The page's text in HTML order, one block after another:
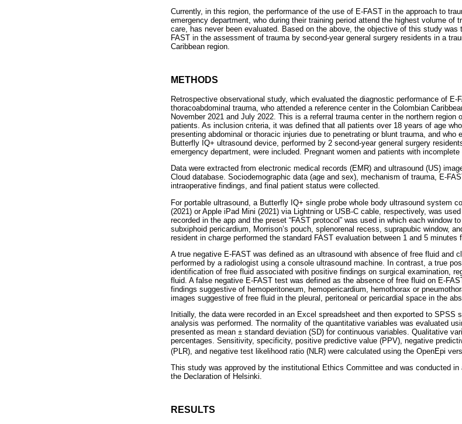
Currently, in this region, the performance of the use of E-FAST in the approach to
emergency department, who during their training period attend the highest volume of
care, has never been evaluated. Based on the above, the objective of this study
FAST in the assessment of trauma by second-year general surgery residents in a
Caribbean region.
METHODS
Retrospective observational study, which evaluated the diagnostic performance of
thoracoabdominal trauma, who attended a reference center in the Colombian
November 2021 and July 2022. This is a referral trauma center in the northern region
patients. As inclusion criteria, it was defined that all patients over 18 years of age
presenting abdominal or thoracic injuries due to penetrating or blunt trauma, and who
Butterfly IQ+ ultrasound device, performed by 2 second-year general surgery
emergency department, were included. Pregnant women and patients with
Data were extracted from electronic medical records (EMR) and ultrasound (US)
Cloud database. Sociodemographic data (age and sex), mechanism of trauma, E-
intraoperative findings, and final patient status were collected.
For portable ultrasound, a Butterfly IQ+ single probe whole body ultrasound system
(2021) or Apple iPad Mini (2021) via Lightning or USB-C cable, respectively, was
recorded in the app and the preset “FAST protocol” was used in which each window
subxiphoid pericardium, Morrison’s pouch, splenorenal recess, suprapubic window,
resident in charge performed the standard FAST evaluation between 1 and 5 minutes
A true negative E-FAST was defined as an ultrasound with absence of free fluid and
performed by a radiologist using a console ultrasound machine. In contrast, a true
identification of free fluid associated with positive findings on surgical examination,
fluid. A false negative E-FAST test was defined as the absence of free fluid on E-
findings suggestive of hemoperitoneum, hemopericardium, hemothorax or
images suggestive of free fluid in the pleural, peritoneal or pericardial space in the
Initially, the data were recorded in an Excel spreadsheet and then exported to SPSS
analysis was performed. The normality of the quantitative variables was evaluated
presented as mean ± standard deviation (SD) for continuous variables. Qualitative
percentages. Sensitivity, specificity, positive predictive value (PPV), negative
(PLR), and negative test likelihood ratio (NLR) were calculated using the OpenEpi
This study was approved by the institutional Ethics Committee and was conducted
the Declaration of Helsinki.
RESULTS